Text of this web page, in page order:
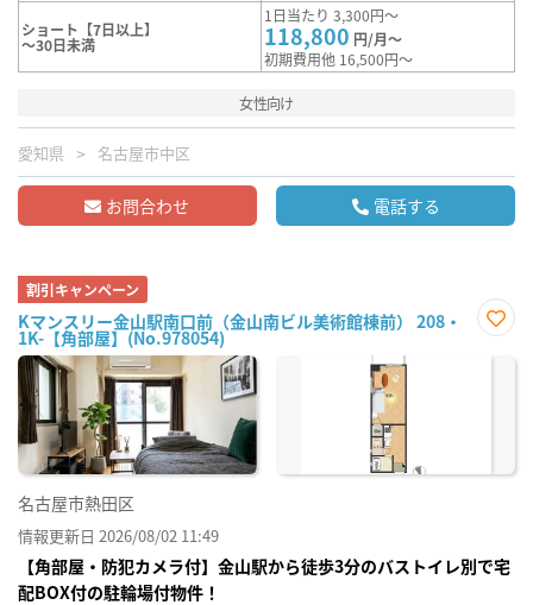
ショート【7日以上】
～30日未満
1日当たり 3,300円～
118,800 円/月～
初期費用他 16,500円～
女性向け
愛知県 名古屋市中区
お問合わせ 電話する
割引キャンペーン
Kマンスリー金山駅南口前（金山南ビル美術館棟前） 208・
1K-【角部屋】(No.978054)
に入
名古屋市熱田区
情報更新日 2026/08/02 11:49
【角部屋・防犯カメラ付】金山駅から徒歩3分のバストイレ別で宅
配BOX付の駐輪場付物件！